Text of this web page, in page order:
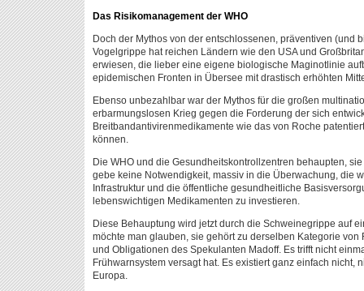
Das Risikomanagement der WHO
Doch der Mythos von der entschlossenen, präventiven (und
Vogelgrippe hat reichen Ländern wie den USA und
erwiesen, die lieber eine eigene biologische Maginotlinie
epidemischen Fronten in Übersee mit drastisch erhöhten
Ebenso unbezahlbar war der Mythos für die großen
erbarmungslosen Krieg gegen die Forderung der sich
Breitbandantivirenmedikamente wie das von Roche
können.
Die WHO und die Gesundheitskontrollzentren behaupten,
gebe keine Notwendigkeit, massiv in die Überwachung, die
Infrastruktur und die öffentliche gesundheitliche
lebenswichtigen Medikamenten zu investieren.
Diese Behauptung wird jetzt durch die Schweinegrippe auf
möchte man glauben, sie gehört zu derselben Kategorie
und Obligationen des Spekulanten Madoff. Es trifft nicht
Frühwarnsystem versagt hat. Es existiert ganz einfach nicht,
Europa.